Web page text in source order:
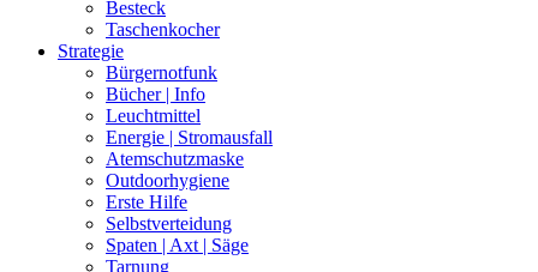
Besteck
Taschenkocher
Strategie
Bürgernotfunk
Bücher | Info
Leuchtmittel
Energie | Stromausfall
Atemschutzmaske
Outdoorhygiene
Erste Hilfe
Selbstverteidung
Spaten | Axt | Säge
Tarnung